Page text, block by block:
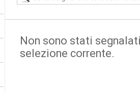
Non sono stati
selezione corrente.